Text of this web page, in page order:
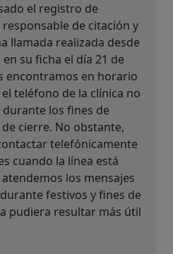
el registro de
de citación y
llamada realizada desde
su ficha el día 21 de
encontramos en horario
teléfono de la clínica no
los fines de
cierre. No obstante,
telefónicamente
cuando la línea está
los mensajes
festivos y fines de
pudiera resultar más útil